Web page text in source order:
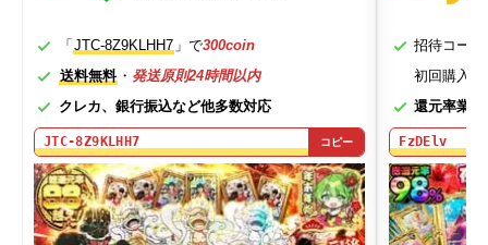
「JTC-8Z9KLHH7 」で300coin
送料無料・ 発送原則24時間以内
クレカ、銀行振込など他多数対応
JTC-8Z9KLHH7 コピー
招待コード
初回購入す
還元率業
FzDElv